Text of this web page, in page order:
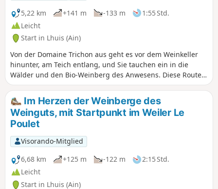
5,22 km
+141 m -133 m
1:55 Std.
Leicht
Start in Lhuis (Ain)
Von der Domaine Trichon aus geht es vor dem Weinkeller
hinunter, am Teich entlang, und Sie tauchen ein in die
Wälder und den Bio-Weinberg des Anwesens. Diese Route
bildet eine recht einfache Rundwanderung. Es gibt einen
Abstieg und einen etwas anspruchsvolleren Aufstieg, aber
wenn Sie sich die Zeit nehmen, Ihre Umgebung zu
beobachten und zu bewundern, werden Sie nur Vorteile
darin finden!
Im Herzen der Weinberge des
Weinguts, mit Startpunkt im Weiler Le
Poulet
Visorando-Mitglied
6,68 km
+125 m -122 m
2:15 Std.
Leicht
Start in Lhuis (Ain)